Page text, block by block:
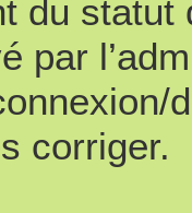
du
par
corriger.